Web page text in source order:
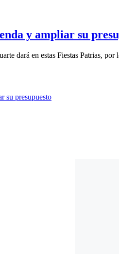
y ampliar su
dará en estas Fiestas Patrias,